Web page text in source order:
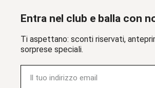
Entra nel club e balla con
Ti aspettano: sconti riservati,
sorprese speciali.